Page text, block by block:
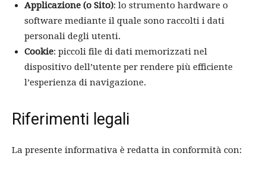
Applicazione (o Sito): lo strumento hardware o
software mediante il quale sono raccolti i dati
personali degli utenti.
Cookie: piccoli file di dati memorizzati nel
dispositivo dell’utente per rendere più efficiente
l’esperienza di navigazione.
Riferimenti legali
La presente informativa è redatta in conformità con: